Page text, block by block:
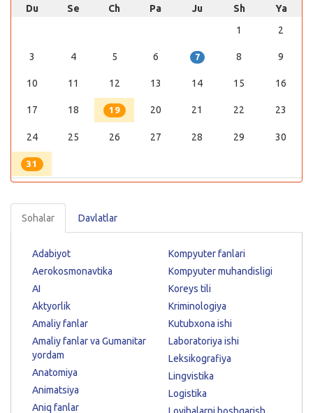
Du Se Ch Pa Ju Sh
Ya
1
2
3 4 5 6 7 8 9
10 11 12 13 14 15 16
17 18 19 20 21 22 23
24 25 26 27 28 29 30
31
Sohalar Davlatlar
Adabiyot
Aerokosmonavtika
AI
Aktyorlik
Amaliy fanlar
Amaliy fanlar va Gumanitar
yordam
Anatomiya
Animatsiya
Aniq fanlar
Kompyuter fanlari
Kompyuter muhandisligi
Koreys tili
Kriminologiya
Kutubxona ishi
Laboratoriya ishi
Leksikografiya
Lingvistika
Logistika